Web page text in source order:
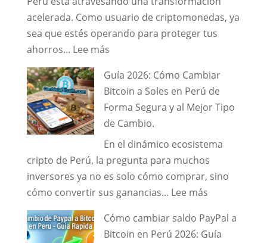
y
acelerada. Como usuario de criptomonedas, ya
sea que estés operando para proteger tus
ahorros... Lee más:
Maestra:
Cómo
Optimizar
y
Asegurar
tus
Operaciones
de
en
Guía 2026: Cómo Cambiar
Bitcoin a Soles en Perú de
Forma Segura y al Mejor Tipo
de Cambio.
En el dinámico ecosistema
cripto de Perú, la pregunta para muchos
inversores ya no es solo cómo comprar, sino
cómo convertir sus ganancias... Lee más:
2026:
Cómo
Cómo cambiar saldo PayPal a
Bitcoin en Perú 2026: Guía